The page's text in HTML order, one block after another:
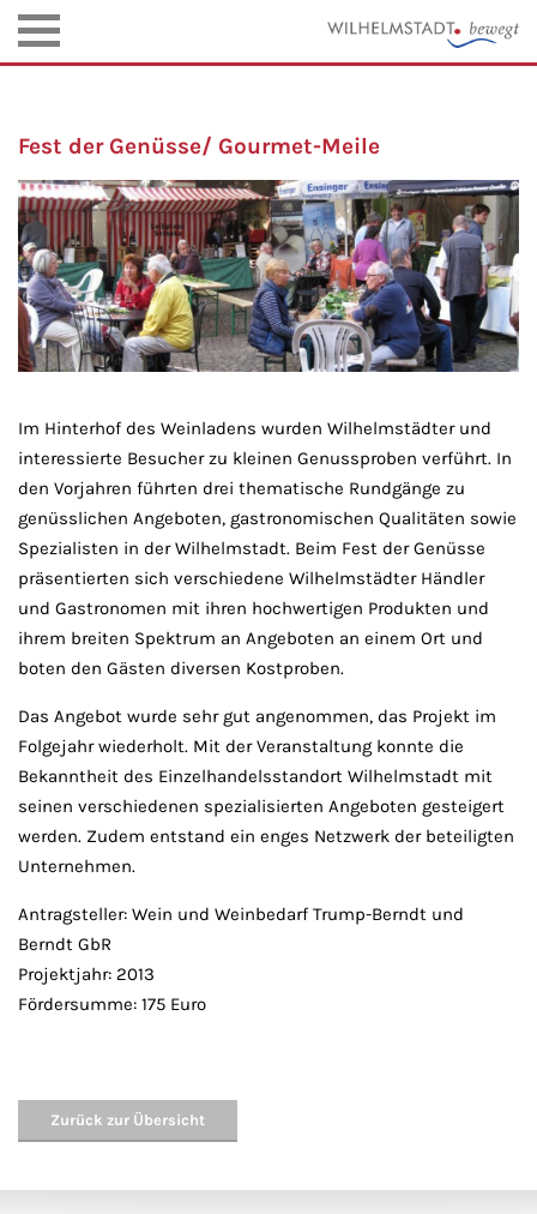
Fest der Genüsse/ Gourmet-Meile
Im Hinterhof des Weinladens wurden Wilhelmstädter und
interessierte Besucher zu kleinen Genussproben verführt. In
den Vorjahren führten drei thematische Rundgänge zu
genüsslichen Angeboten, gastronomischen Qualitäten sowie
Spezialisten in der Wilhelmstadt. Beim Fest der Genüsse
präsentierten sich verschiedene Wilhelmstädter Händler
und Gastronomen mit ihren hochwertigen Produkten und
ihrem breiten Spektrum an Angeboten an einem Ort und
boten den Gästen diversen Kostproben.
Das Angebot wurde sehr gut angenommen, das Projekt im
Folgejahr wiederholt. Mit der Veranstaltung konnte die
Bekanntheit des Einzelhandelsstandort Wilhelmstadt mit
seinen verschiedenen spezialisierten Angeboten gesteigert
werden. Zudem entstand ein enges Netzwerk der beteiligten
Unternehmen.
Antragsteller: Wein und Weinbedarf Trump-Berndt und
Berndt GbR
Projektjahr: 2013
Fördersumme: 175 Euro
Zurück zur Übersicht